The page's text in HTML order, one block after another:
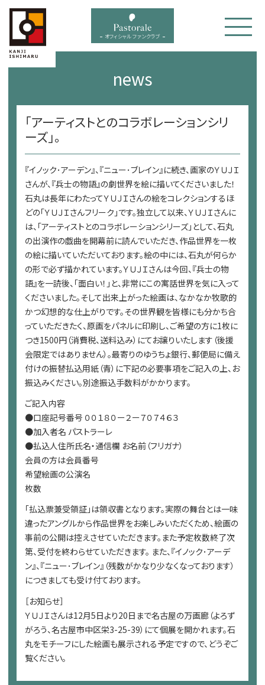
menu オフィシャル ファンクラブ
news
「アーティストとのコラボレーションシリ
ーズ」。
『イノック･アーデン』、『ニュー･ブレイン』に続き、画家のＹＵＪＩ
さんが、『兵士の物語』の劇世界を絵に描いてくださいました！
石丸は長年にわたってＹＵＪＩさんの絵をコレクションするほ
どの「ＹＵＪＩさんフリーク」です。独立して以来、ＹＵＪＩさんに
は、「アーティストとのコラボレーションシリーズ」として、石丸
の出演作の戯曲を開幕前に読んでいただき、作品世界を一枚
の絵に描いていただいております。絵の中には、石丸が何らか
の形で必ず描かれています。ＹＵＪＩさんは今回、『兵士の物
語』を一読後、「面白い！」と、非常にこの寓話世界を気に入って
くださいました。そして出来上がった絵画は、なかなか牧歌的
かつ幻想的な仕上がりです。その世界観を皆様にも分かち合
っていただきたく、原画をパネルに印刷し、ご希望の方に1枚に
つき1500円（消費税、送料込み）にてお譲りいたします（後援
会限定ではありません）。最寄りのゆうちょ銀行、郵便局に備え
付けの振替払込用紙（青）に下記の必要事項をご記入の上、お
振込みください。別途振込手数料がかかります。
ご記入内容
●口座記号番号 ００１８０ー２ー７０７４６３
●加入者名 パストラーレ
●払込人住所氏名・通信欄 お名前（フリガナ）
会員の方は会員番号
希望絵画の公演名
枚数
「払込票兼受領証」は領収書となります。実際の舞台とは一味
違ったアングルから作品世界をお楽しみいただくため、絵画の
事前の公開は控えさせていただきます。また予定枚数終了次
第、受付を終わらせていただきます。 また、『イノック･アーデ
ン』、『ニュー･ブレイン』（残数がかなり少なくなっております）
につきましても受け付ております。
［お知らせ］
ＹＵＪＩさんは12月5日より20日まで名古屋の万画廊（よろず
がろう、名古屋市中区栄3-25-39）にて個展を開かれます。石
丸をモチーフにした絵画も展示される予定ですので、どうぞご
覧ください。